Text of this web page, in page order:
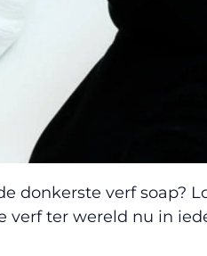
donkerste verf soap?
verf ter wereld nu in